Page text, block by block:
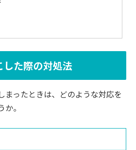
した際の対処法
まったときは、どのような対応を
。